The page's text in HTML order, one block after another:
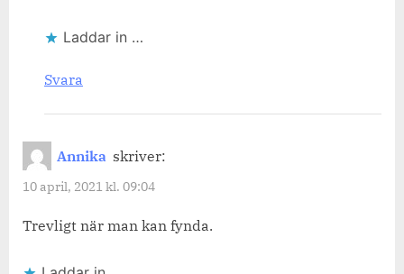
Laddar in …
Svara
Annika skriver:
10 april, 2021 kl. 09:04
Trevligt när man kan fynda.